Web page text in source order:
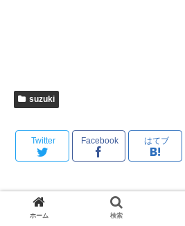
suzuki
Twitter Facebook はてブ
コメント
ホーム 検索